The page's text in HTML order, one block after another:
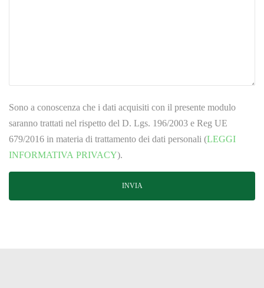
Sono a conoscenza che i dati acquisiti con il presente modulo
saranno trattati nel rispetto del D. Lgs. 196/2003 e Reg UE
679/2016 in materia di trattamento dei dati personali (LEGGI
INFORMATIVA PRIVACY).